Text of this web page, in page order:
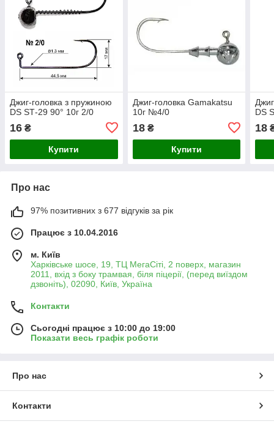
Джиг-головка з пружиною
DS SТ-29 90° 10г 2/0
16 ₴
Купити
Джиг-головка Gamakatsu
10г №4/0
18₴
Купити
DS
18
Про нас
97% позитивних з 677 відгуків за рік
Працює з 10.04.2016
м. Київ
Харківське шосе, 19, ТЦ МегаСіті, 2 поверх, магазин
2011, вхід з боку трамвая, біля піцерії, (перед виїздом
дзвоніть), 02090, Київ, Україна
Контакти
Сьогодні працює з 10:00 до 19:00
Показати весь графік роботи
Про нас
Контакти